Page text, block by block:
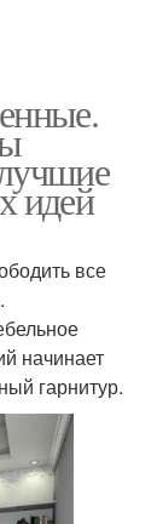
идей
все
начинает
гарнитур.